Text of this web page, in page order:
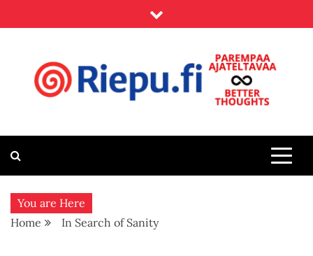
to
Riepu.fi
You are Here
Home
In Search of Sanity